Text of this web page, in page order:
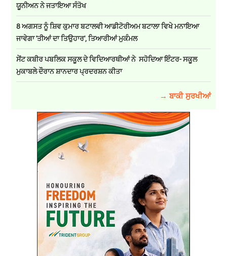
ਯੂਨੀਅਨ ਨੇ ਜਤਾਇਆ ਸੰਤੋਖ
8 ਅਗਸਤ ਨੂੰ ਸ਼ਿਵ ਕੁਮਾਰ ਬਟਾਲਵੀ ਆਡੀਟੋਰੀਅਮ ਬਟਾਲਾ ਵਿਖੇ ਮਨਾਇਆ
ਜਾਵੇਗਾ 'ਤੀਆਂ ਦਾ ਤਿਉਹਾਰ', ਤਿਆਰੀਆਂ ਮੁਕੰਮਲ
ਸੇਂਟ ਕਬੀਰ ਪਬਲਿਕ ਸਕੂਲ ਦੇ ਵਿਦਿਆਰਥੀਆਂ ਨੇ ਸਹੋਦਿਆ ਇੰਟਰ- ਸਕੂਲ
ਮੁਕਾਬਲੇ ਦੌਰਾਨ ਸ਼ਾਨਦਾਰ ਪ੍ਰਦਰਸ਼ਨ ਕੀਤਾ
→ ਬਾਕੀ ਸੁਰਖੀਆਂ